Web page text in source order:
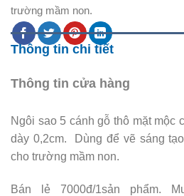
trường mầm non.
Thông tin chi tiết
Thông tin cửa hàng
Ngôi sao 5 cánh gỗ thô mặt mộc
dày 0,2cm. Dùng để vẽ sáng
cho trường mầm non.
Bán lẻ 7000đ/1sản phẩm.